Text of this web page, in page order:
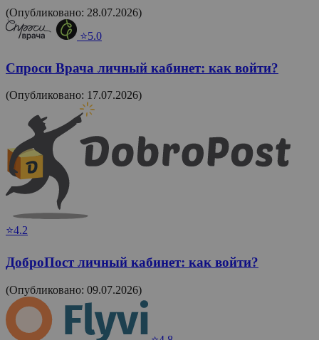
(Опубликовано: 28.07.2026)
⭐5.0
Спроси Врача личный кабинет: как войти?
(Опубликовано: 17.07.2026)
⭐4.2
ДоброПост личный кабинет: как войти?
(Опубликовано: 09.07.2026)